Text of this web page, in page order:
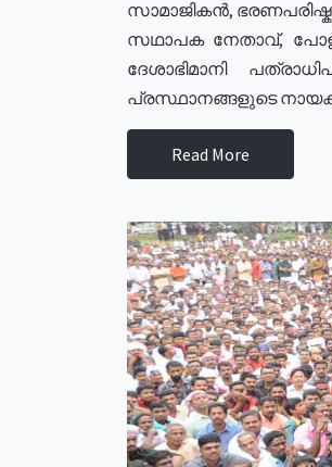
സാമാജികൻ,
സഥാപക നേതാവ്,
ദേശാഭിമാനി
പ്രസ്ഥാനങ്ങളുടെ
Read More